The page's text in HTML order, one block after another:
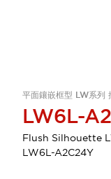
平面鑲嵌框型 LW系列
LW6L-
Flush Silhouette
LW6L-A2C24Y